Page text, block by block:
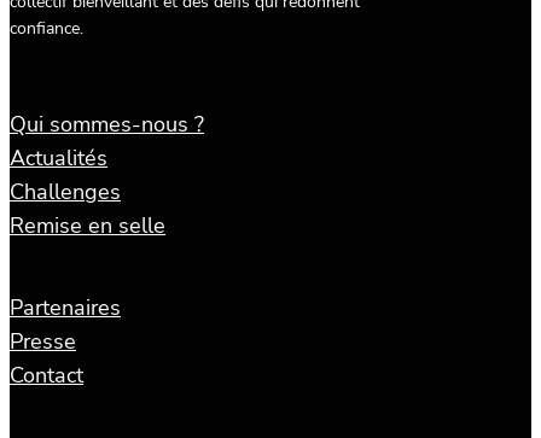
confiance.
Qui sommes-nous ?
Actualités
Challenges
Remise en selle
Partenaires
Presse
Contact